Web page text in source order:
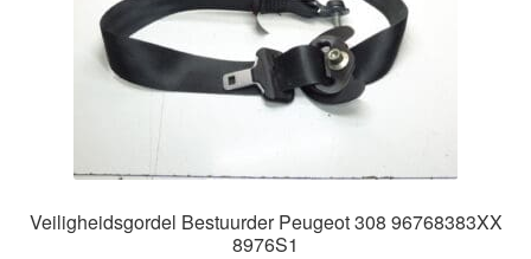
Veiligheidsgordel Bestuurder Peugeot 308 96768383XX
8976S1